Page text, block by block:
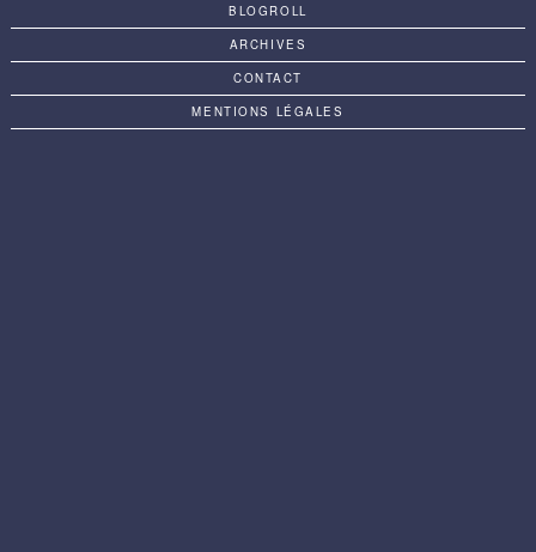
BLOGROLL
ARCHIVES
CONTACT
MENTIONS LÉGALES